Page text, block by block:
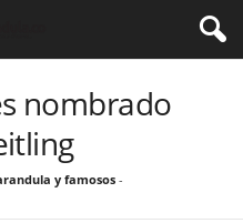
nombrado
y famosos -